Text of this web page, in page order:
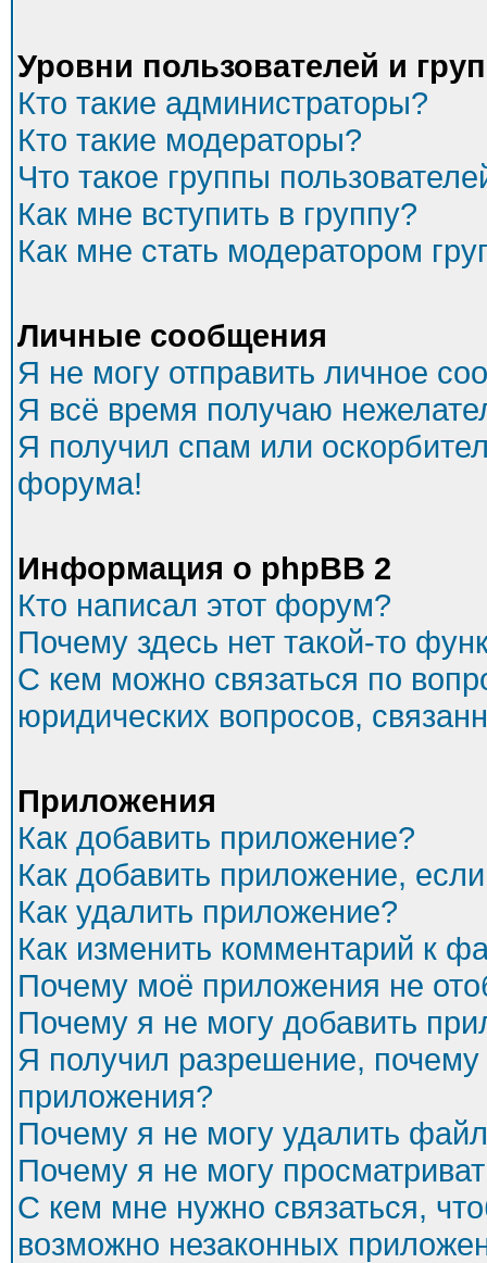
Уровни пользователей и
Кто такие администраторы?
Кто такие модераторы?
Что такое группы
Как мне вступить в группу?
Как мне стать модератором
Личные сообщения
Я не могу отправить личное
Я всё время получаю
Я получил спам или
форума!
Информация о phpBB 2
Кто написал этот форум?
Почему здесь нет такой-то
С кем можно связаться по
юридических вопросов,
Приложения
Как добавить приложение?
Как добавить приложение,
Как удалить приложение?
Как изменить комментарий к
Почему моё приложения не
Почему я не могу добавить
Я получил разрешение,
приложения?
Почему я не могу удалить
Почему я не могу
С кем мне нужно связаться,
возможно незаконных